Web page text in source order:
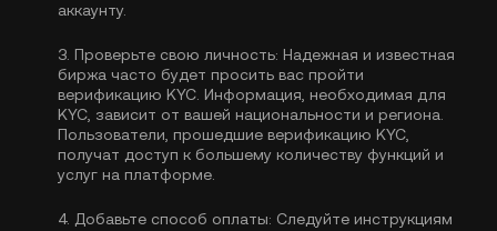
аккаунту.
3. Проверьте свою личность: Надежная и известная
биржа часто будет просить вас пройти
верификацию KYC . Информация, необходимая для
KYC, зависит от вашей национальности и региона.
Пользователи, прошедшие верификацию KYC,
получат доступ к большему количеству функций и
услуг на платформе.
4. Добавьте способ оплаты: Следуйте инструкциям